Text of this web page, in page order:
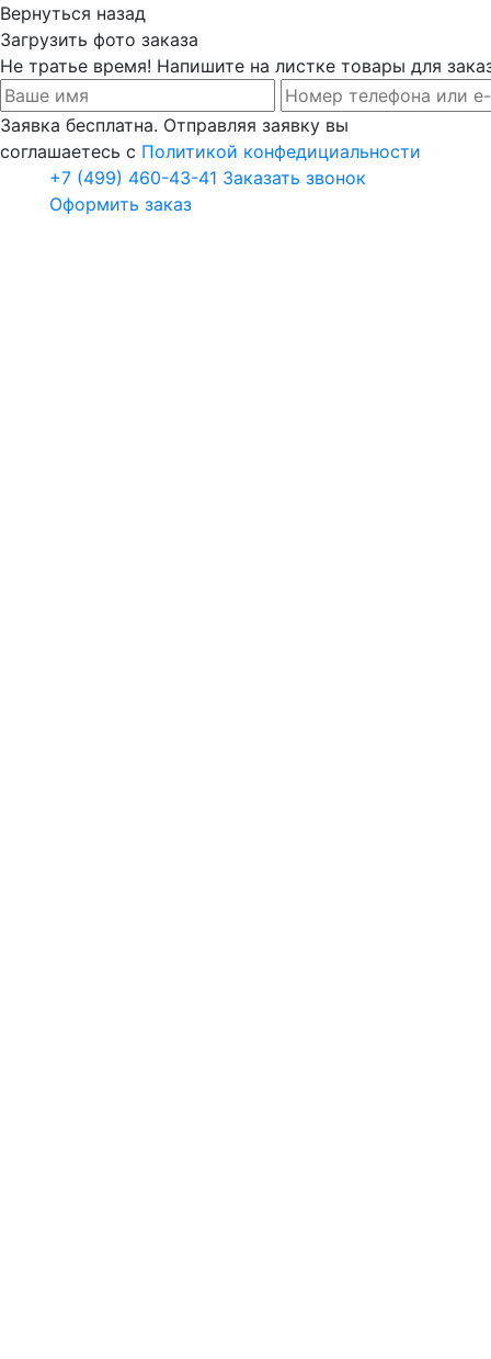
Вернуться назад
Загрузить фото заказа
Не тратье время! Напишите на листке товары для
Заявка бесплатна. Отправляя заявку вы
соглашаетесь с Политикой конфедициальности
+7 (499) 460-43-41 Заказать звонок
Оформить заказ